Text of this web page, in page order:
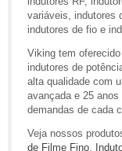
variáveis, indutores
indutores de fio e
Viking tem
indutores de
alta qualidade com
avançada e 25
demandas de cada
Veja nossos
de Filme Fino